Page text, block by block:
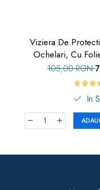
Viziera De
Ochelari, Cu
Inlocuibila, Set 10
105,00 RON
In